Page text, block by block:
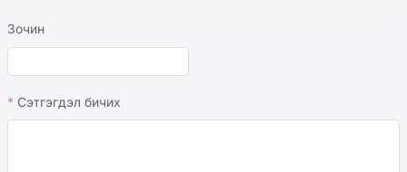
Зочин
Сэтгэгдэл бичих